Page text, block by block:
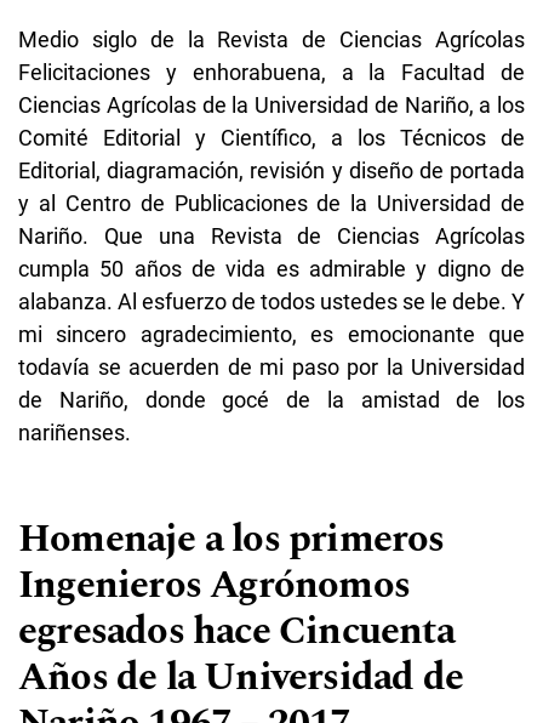
Medio siglo de la Revista de Ciencias Agrícolas
Felicitaciones y enhorabuena, a la Facultad de
Ciencias Agrícolas de la Universidad de Nariño, a los
Comité Editorial y Científico, a los Técnicos de
Editorial, diagramación, revisión y diseño de portada
y al Centro de Publicaciones de la Universidad de
Nariño. Que una Revista de Ciencias Agrícolas
cumpla 50 años de vida es admirable y digno de
alabanza. Al esfuerzo de todos ustedes se le debe. Y
mi sincero agradecimiento, es emocionante que
todavía se acuerden de mi paso por la Universidad
de Nariño, donde gocé de la amistad de los
nariñenses.
Homenaje a los primeros
Ingenieros Agrónomos
egresados hace Cincuenta
Años de la Universidad de